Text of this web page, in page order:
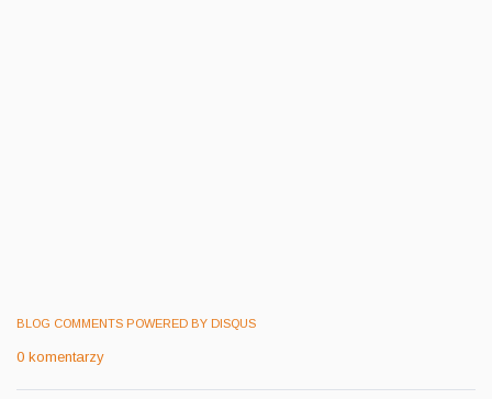
BLOG COMMENTS POWERED BY DISQUS
0 komentarzy